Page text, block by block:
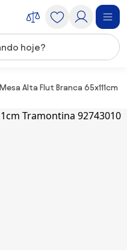
Mesa Alta Flut Branca 65x111cm